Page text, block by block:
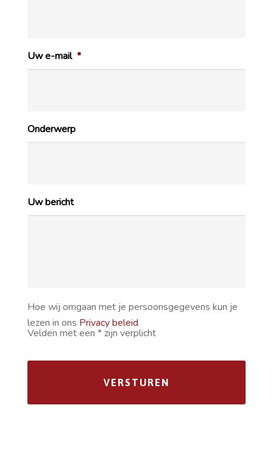
Uw e-mail *
Onderwerp
Uw bericht
Hoe wij omgaan met je persoonsgegevens kun je
lezen in ons Privacy beleid
Velden met een * zijn verplicht